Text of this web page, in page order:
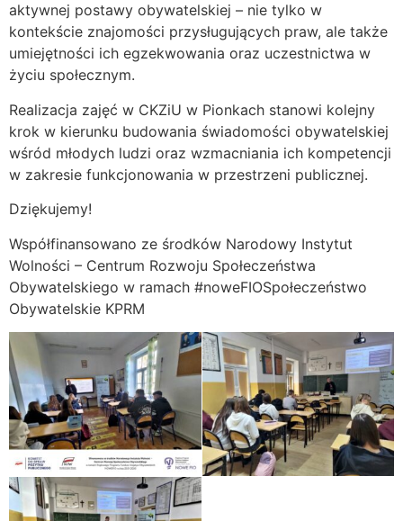
aktywnej postawy obywatelskiej – nie tylko w
kontekście znajomości przysługujących praw, ale także
umiejętności ich egzekwowania oraz uczestnictwa w
życiu społecznym.
Realizacja zajęć w CKZiU w Pionkach stanowi kolejny
krok w kierunku budowania świadomości obywatelskiej
wśród młodych ludzi oraz wzmacniania ich kompetencji
w zakresie funkcjonowania w przestrzeni publicznej.
Dziękujemy!
Współfinansowano ze środków Narodowy Instytut
Wolności – Centrum Rozwoju Społeczeństwa
Obywatelskiego w ramach #noweFIOSpołeczeństwo
Obywatelskie KPRM